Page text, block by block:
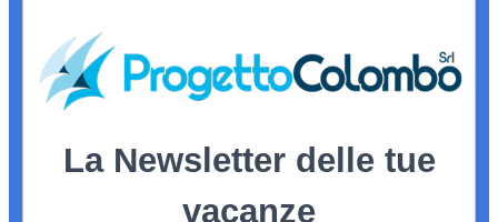
La Newsletter delle tue
vacanze